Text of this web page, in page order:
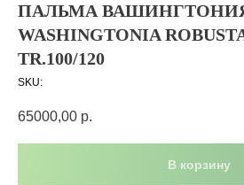
ПАЛЬМА ВАШИНГТОНИЯ
WASHINGTONIA
TR.100/120
SKU:
65000,00 р.
В корзину